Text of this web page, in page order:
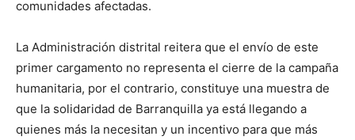
comunidades afectadas.
La Administración distrital reitera que el envío de este
primer cargamento no representa el cierre de la campaña
humanitaria, por el contrario, constituye una muestra de
que la solidaridad de Barranquilla ya está llegando a
quienes más la necesitan y un incentivo para que más